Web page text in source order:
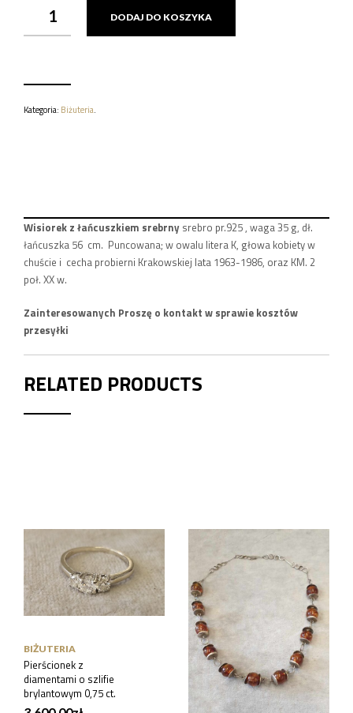
WISIOREK
Z
,
DODAJ DO KOSZYKA
Kategoria: Biżuteria.
Wisiorek z łańcuszkiem srebrny srebro pr.925 , waga 35 g, dł.
łańcuszka 56 cm. Puncowana; w owalu litera K, głowa kobiety w
chuście i cecha probierni Krakowskiej lata 1963-1986, oraz KM. 2
poł. XX w.
Zainteresowanych Proszę o kontakt w sprawie kosztów
przesyłki
RELATED PRODUCTS
BIŻUTERIA
Pierścionek z
diamentami o szlifie
brylantowym 0,75 ct.
BIŻUTERIA
Kolia srebrna z
bursztynami Warmet
Warszawa lata 1963-
1986 23 g.